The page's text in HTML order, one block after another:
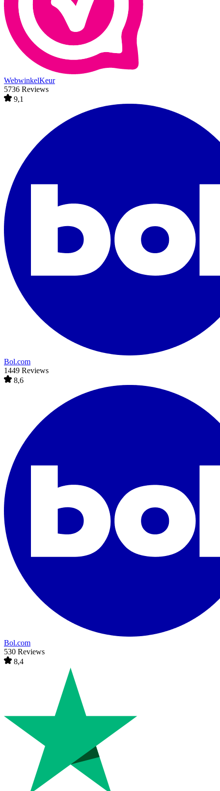
WebwinkelKeur
5736 Reviews
9,1
Bol.com
1449 Reviews
8,6
Bol.com
530 Reviews
8,4